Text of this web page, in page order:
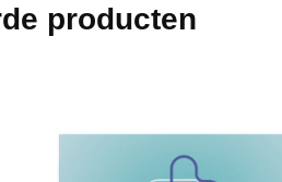
producten